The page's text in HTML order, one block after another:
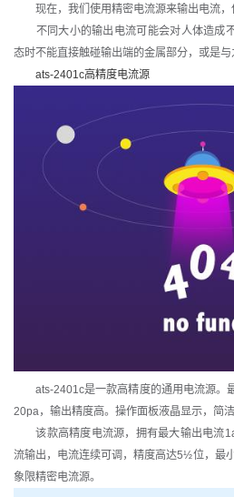
现在，我们使用精密电流源来输出电流，
不同大小的输出电流可能会对人体造成
态时不能直接触碰输出端的金属部分，或是与
ats-2401c高精度电流源
ats-2401c是一款高精度的通用电流源。
20pa，输出精度高。操作面板液晶显示，简
该款高精度电流源，拥有最大输出电流
流输出，电流连续可调，精度高达5½位，最
象限精密电流源。